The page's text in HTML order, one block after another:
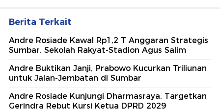
Berita Terkait
Andre Rosiade Kawal Rp1,2 T Anggaran Strategis
Sumbar, Sekolah Rakyat-Stadion Agus Salim
Andre Buktikan Janji, Prabowo Kucurkan Triliunan
untuk Jalan-Jembatan di Sumbar
Andre Rosiade Kunjungi Dharmasraya, Targetkan
Gerindra Rebut Kursi Ketua DPRD 2029